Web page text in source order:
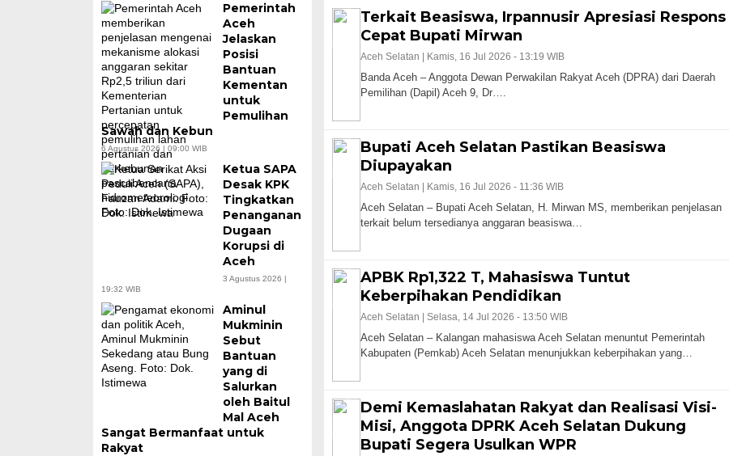
Pemerintah
Aceh
Jelaskan
Posisi
Bantuan
Kementan
untuk
Pemulihan
Sawah dan Kebun
6 Agustus 2026 | 09:00 WIB
Ketua SAPA
Desak KPK
Tingkatkan
Penanganan
Dugaan
Korupsi di
Aceh
3 Agustus 2026 |
19:32 WIB
Aminul
Mukminin
Sebut
Bantuan
yang di
Salurkan
oleh Baitul
Mal Aceh
Sangat Bermanfaat untuk
Rakyat
Terkait Beasiswa, Irpannusir Apresiasi Respons
Cepat Bupati Mirwan
Aceh Selatan | Kamis, 16 Jul 2026 - 13:19 WIB
Banda Aceh – Anggota Dewan Perwakilan Rakyat Aceh (DPRA) dari Daerah
Pemilihan (Dapil) Aceh 9, Dr….
Bupati Aceh Selatan Pastikan Beasiswa
Diupayakan
Aceh Selatan | Kamis, 16 Jul 2026 - 11:36 WIB
Aceh Selatan – Bupati Aceh Selatan, H. Mirwan MS, memberikan penjelasan
terkait belum tersedianya anggaran beasiswa…
APBK Rp1,322 T, Mahasiswa Tuntut
Keberpihakan Pendidikan
Aceh Selatan | Selasa, 14 Jul 2026 - 13:50 WIB
Aceh Selatan – Kalangan mahasiswa Aceh Selatan menuntut Pemerintah
Kabupaten (Pemkab) Aceh Selatan menunjukkan keberpihakan yang…
Demi Kemaslahatan Rakyat dan Realisasi Visi-
Misi, Anggota DPRK Aceh Selatan Dukung
Bupati Segera Usulkan WPR